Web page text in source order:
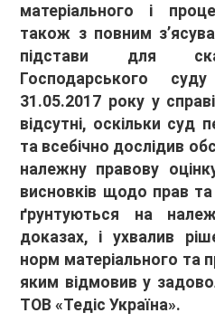
матеріального і
також з повним
підстави для
Господарського
31.05.2017 року у
відсутні, оскільки суд
та всебічно дослідив
належну правову
висновків щодо прав та
ґрунтуються на
доказах, і ухвалив
норм матеріального та
яким відмовив у
ТОВ «Тедіс Україна».